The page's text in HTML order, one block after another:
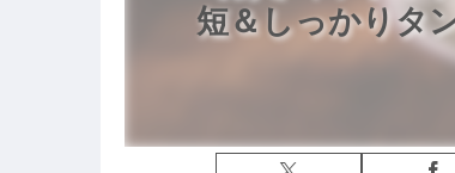
短＆しっかりタ